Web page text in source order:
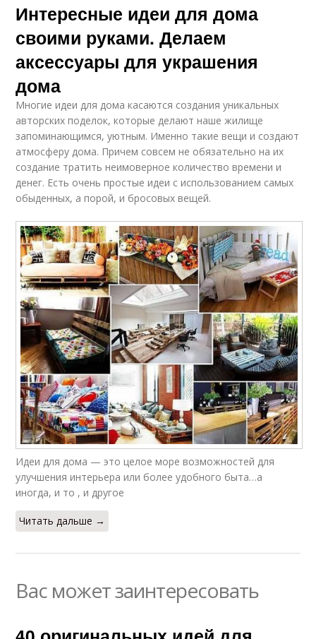
Интересные идеи для дома
своими руками. Делаем
аксессуары для украшения
дома
Многие идеи для дома касаются создания уникальных
авторских поделок, которые делают наше жилище
запоминающимся, уютным. Именно такие вещи и создают
атмосферу дома. Причем совсем не обязательно на их
создание тратить неимоверное количество времени и
денег. Есть очень простые идеи с использованием самых
обыденных, а порой, и бросовых вещей.
Идеи для дома — это целое море возможностей для
улучшения интерьера или более удобного быта…а
иногда, и то , и другое
Читать дальше →
Вас может заинтересовать